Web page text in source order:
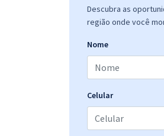
Descubra as
região onde você
Nome
Celular